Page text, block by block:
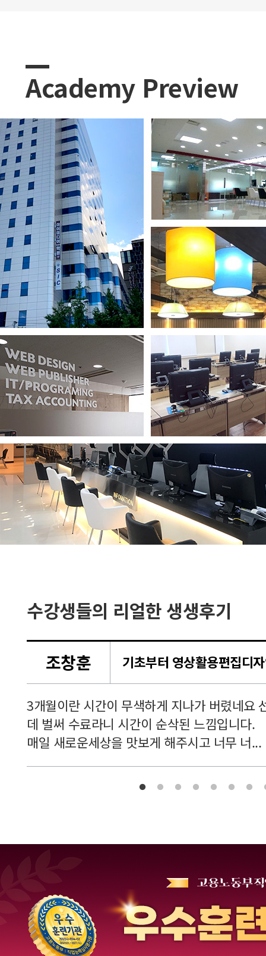
Academy Preview
수강생들의 리얼한 생생후기
조창훈
3개월이란 시간이 무색하게 지나가 버렸네요
데 벌써 수료라니 시간이 순삭된 느낌입니다.
매일 새로운세상을 맛보게 해주시고 너무 너...